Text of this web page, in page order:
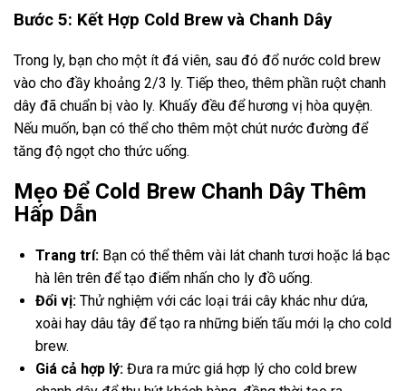
Bước 5: Kết Hợp Cold Brew và Chanh Dây
Trong ly, bạn cho một ít đá viên, sau đó đổ nước cold brew
vào cho đầy khoảng 2/3 ly. Tiếp theo, thêm phần ruột chanh
dây đã chuẩn bị vào ly. Khuấy đều để hương vị hòa quyện.
Nếu muốn, bạn có thể cho thêm một chút nước đường để
tăng độ ngọt cho thức uống.
Mẹo Để Cold Brew Chanh Dây Thêm
Hấp Dẫn
Trang trí: Bạn có thể thêm vài lát chanh tươi hoặc lá bạc
hà lên trên để tạo điểm nhấn cho ly đồ uống.
Đổi vị: Thử nghiệm với các loại trái cây khác như dứa,
xoài hay dâu tây để tạo ra những biến tấu mới lạ cho cold
brew.
Giá cả hợp lý: Đưa ra mức giá hợp lý cho cold brew